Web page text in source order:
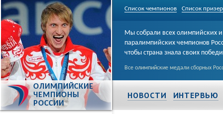
Список чемпионов Список
ОЛИМПИЙСКИЕ
ЧЕМПИОНЫ
РОССИИ
Мы собрали всех олимпийских и
паралимпийских чемпионов
чтобы страна знала своих
Все олимпийские медали сборных
НОВОСТИ ИНТЕРВЬЮ